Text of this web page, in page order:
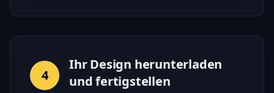
4
Ihr Design herunterladen
und fertigstellen